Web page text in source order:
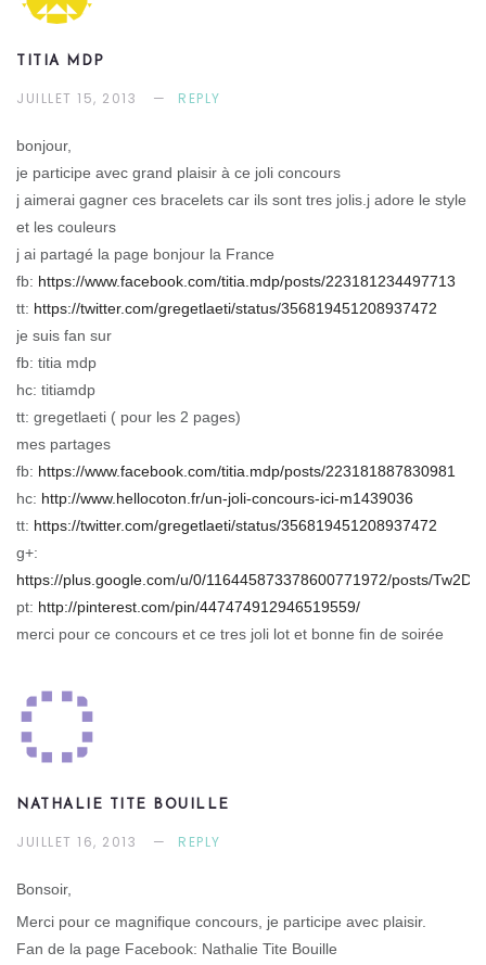
TITIA MDP
JUILLET 15, 2013 REPLY
bonjour,
je participe avec grand plaisir à ce joli concours
j aimerai gagner ces bracelets car ils sont tres jolis.j adore le style
et les couleurs
j ai partagé la page bonjour la France
fb: https://www.facebook.com/titia.mdp/posts/223181234497713
tt: https://twitter.com/gregetlaeti/status/356819451208937472
je suis fan sur
fb: titia mdp
hc: titiamdp
tt: gregetlaeti ( pour les 2 pages)
mes partages
fb: https://www.facebook.com/titia.mdp/posts/223181887830981
hc: http://www.hellocoton.fr/un-joli-concours-ici-m1439036
tt: https://twitter.com/gregetlaeti/status/356819451208937472
g+:
https://plus.google.com/u/0/116445873378600771972/posts/
pt: http://pinterest.com/pin/447474912946519559/
merci pour ce concours et ce tres joli lot et bonne fin de soirée
NATHALIE TITE BOUILLE
JUILLET 16, 2013 REPLY
Bonsoir,
Merci pour ce magnifique concours, je participe avec plaisir.
Fan de la page Facebook: Nathalie Tite Bouille